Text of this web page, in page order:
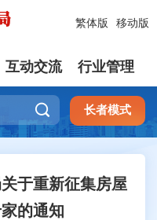
繁体版 移动版
互动交流 行业管理
 长者模式
于重新征集房屋
的通知